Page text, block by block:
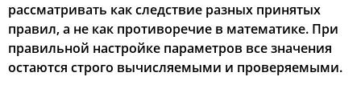
рассматривать как следствие разных принятых
правил, а не как противоречие в математике. При
правильной настройке параметров все значения
остаются строго вычисляемыми и проверяемыми.